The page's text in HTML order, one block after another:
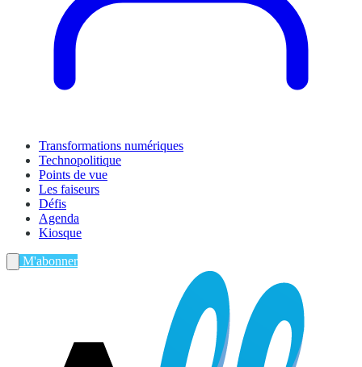
Transformations numériques
Technopolitique
Points de vue
Les faiseurs
Défis
Agenda
Kiosque
M'abonner